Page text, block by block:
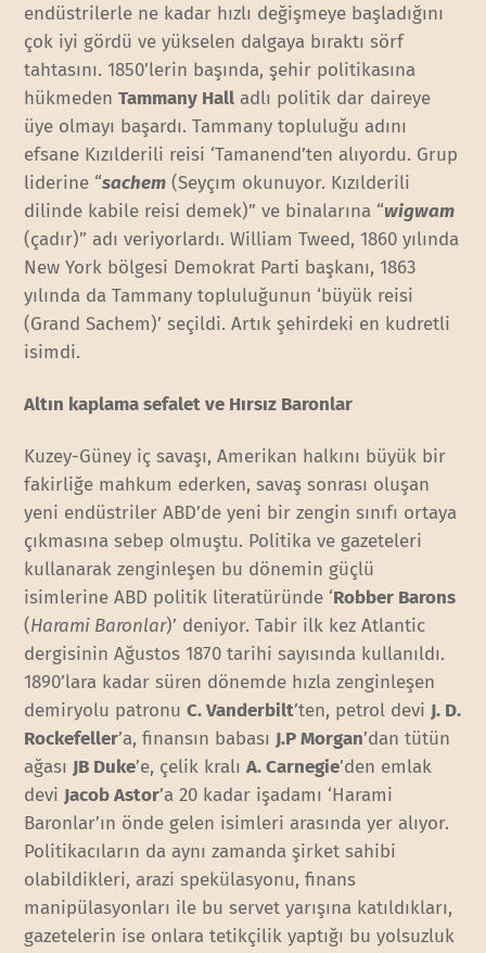
endüstrilerle ne kadar hızlı değişmeye başladığını
çok iyi gördü ve yükselen dalgaya bıraktı sörf
tahtasını. 1850’lerin başında, şehir politikasına
hükmedenTammany Hall adlı politik dar daireye
üye olmayı başardı. Tammany topluluğu adını
efsane Kızılderili reisi ‘Tamanend’ten alıyordu. Grup
liderine “sachem (Seyçım okunuyor. Kızılderili
dilinde kabile reisi demek)” ve binalarına “wigwam
(çadır)” adı veriyorlardı. William Tweed, 1860 yılında
New York bölgesi Demokrat Parti başkanı, 1863
yılında da Tammany topluluğunun ‘büyük reisi
(Grand Sachem)’ seçildi. Artık şehirdeki en kudretli
isimdi.
Altın kaplama sefalet ve Hırsız Baronlar
Kuzey-Güney iç savaşı, Amerikan halkını büyük bir
fakirliğe mahkum ederken, savaş sonrası oluşan
yeni endüstriler ABD’de yeni bir zengin sınıfı ortaya
çıkmasına sebep olmuştu. Politika ve gazeteleri
kullanarak zenginleşen bu dönemin güçlü
isimlerine ABD politik literatüründe ‘Robber Barons
(Harami Baronlar)’ deniyor. Tabir ilk kez Atlantic
dergisinin Ağustos 1870 tarihi sayısında kullanıldı.
1890’lara kadar süren dönemde hızla zenginleşen
demiryolu patronuC. Vanderbilt’ten, petrol devi J. D.
Rockefeller’a, finansın babası J.P Morgan’dan tütün
ağası JB Duke’e, çelik kralıA. Carnegie’den emlak
devi Jacob Astor’a 20 kadar işadamı ‘Harami
Baronlar’ın önde gelen isimleri arasında yer alıyor.
Politikacıların da aynı zamanda şirket sahibi
olabildikleri, arazi spekülasyonu, finans
manipülasyonları ile bu servet yarışına katıldıkları,
gazetelerin ise onlara tetikçilik yaptığı bu yolsuzluk